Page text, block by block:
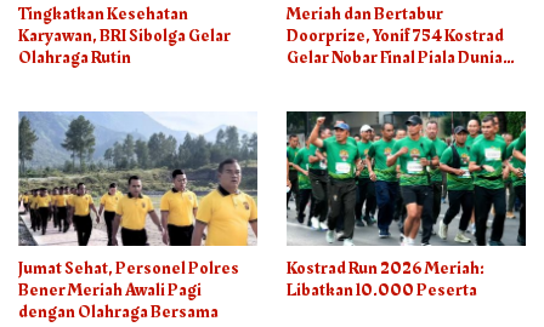
Tingkatkan Kesehatan
Karyawan, BRI Sibolga Gelar
Olahraga Rutin
Meriah dan Bertabur
Doorprize, Yonif 754 Kostrad
Gelar Nobar Final Piala Dunia
Jumat Sehat, Personel Polres
Bener Meriah Awali Pagi
dengan Olahraga Bersama
Kostrad Run 2026 Meriah:
Libatkan 10.000 Peserta